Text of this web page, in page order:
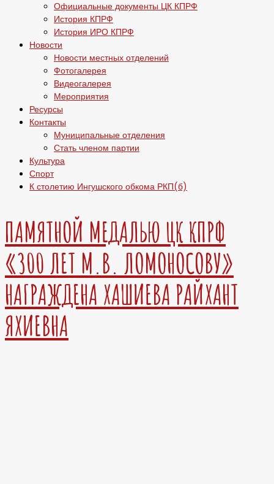
Официальные документы ЦК КПРФ
История КПРФ
История ИРО КПРФ
Новости
Новости местных отделений
Фотогалерея
Видеогалерея
Мероприятия
Ресурсы
Контакты
Муниципальные отделения
Стать членом партии
Культура
Спорт
К столетию Ингушского обкома РКП(б)
ПАМЯТНОЙ МЕДАЛЬЮ ЦК КПРФ
«300 ЛЕТ М.В. ЛОМОНОСОВУ»
НАГРАЖДЕНА ХАШИЕВА РАЙХАНТ
ЯХИЕВНА